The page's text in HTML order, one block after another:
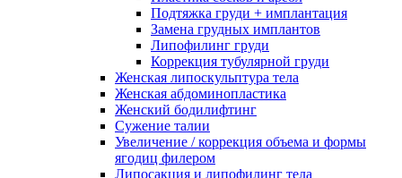
Подтяжка груди + имплантация
Замена грудных имплантов
Липофилинг груди
Коррекция тубулярной груди
Женская липоскульптура тела
Женская абдоминопластика
Женский бодилифтинг
Сужение талии
Увеличение / коррекция объема и формы
ягодиц филером
Липосакция и липофилинг тела